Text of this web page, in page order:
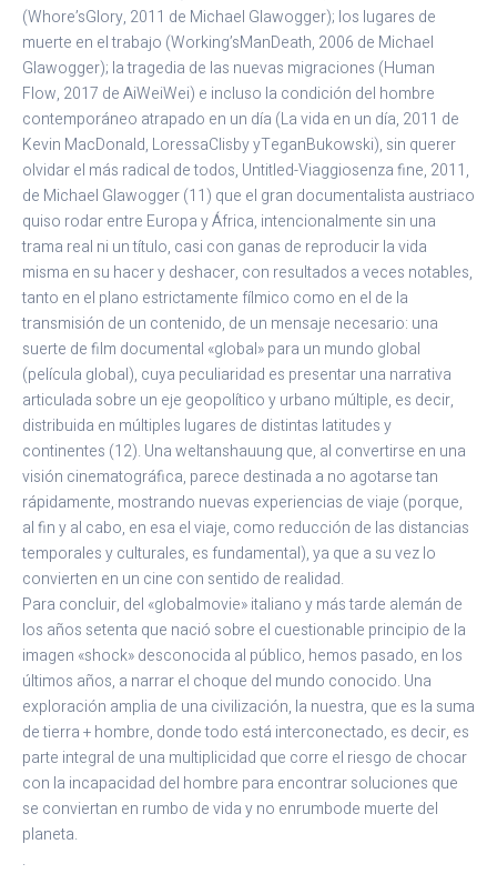
(Whore’sGlory, 2011 de Michael Glawogger); los lugares de
muerte en el trabajo (Working’sManDeath, 2006 de Michael
Glawogger); la tragedia de las nuevas migraciones (Human
Flow, 2017 de AiWeiWei) e incluso la condición del hombre
contemporáneo atrapado en un día (La vida en un día, 2011 de
Kevin MacDonald, LoressaClisby yTeganBukowski), sin querer
olvidar el más radical de todos, Untitled-Viaggiosenza fine, 2011,
de Michael Glawogger (11) que el gran documentalista austriaco
quiso rodar entre Europa y África, intencionalmente sin una
trama real ni un título, casi con ganas de reproducir la vida
misma en su hacer y deshacer, con resultados a veces notables,
tanto en el plano estrictamente fílmico como en el de la
transmisión de un contenido, de un mensaje necesario: una
suerte de film documental «global» para un mundo global
(película global), cuya peculiaridad es presentar una narrativa
articulada sobre un eje geopolítico y urbano múltiple, es decir,
distribuida en múltiples lugares de distintas latitudes y
continentes (12). Una weltanshauung que, al convertirse en una
visión cinematográfica, parece destinada a no agotarse tan
rápidamente, mostrando nuevas experiencias de viaje (porque,
al fin y al cabo, en esa el viaje, como reducción de las distancias
temporales y culturales, es fundamental), ya que a su vez lo
convierten en un cine con sentido de realidad.
Para concluir, del «globalmovie» italiano y más tarde alemán de
los años setenta que nació sobre el cuestionable principio de la
imagen «shock» desconocida al público, hemos pasado, en los
últimos años, a narrar el choque del mundo conocido. Una
exploración amplia de una civilización, la nuestra, que es la suma
de tierra + hombre, donde todo está interconectado, es decir, es
parte integral de una multiplicidad que corre el riesgo de chocar
con la incapacidad del hombre para encontrar soluciones que
se conviertan en rumbo de vida y no enrumbode muerte del
planeta.
.